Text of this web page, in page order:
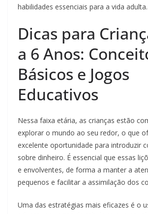
habilidades essenciais para a vida adulta.
Dicas para
a 6 Anos:
Básicos e Jogos
Educativos
Nessa faixa etária, as crianças estão
explorar o mundo ao seu redor, o que
excelente oportunidade para introduzir
sobre dinheiro. É essencial que essas
e envolventes, de forma a manter a
pequenos e facilitar a assimilação dos
Uma das estratégias mais eficazes é o